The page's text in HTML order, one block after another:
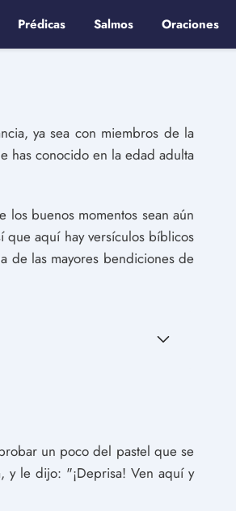
Prédicas Salmos Oraciones
ya sea con miembros de la
has conocido en la edad adulta
los buenos momentos sean aún
que aquí hay versículos bíblicos
de las mayores bendiciones de
un poco del pastel que se
y le dijo: "¡Deprisa! Ven aquí y